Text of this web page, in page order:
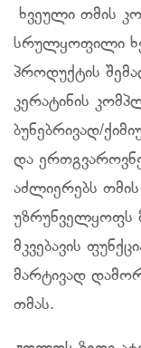
ხვეული თმის
სრულყოფილი
პროდუქტის
კერატინის
ბუნებრივად/
და
აძლიერებს
უზრუნველყოფს
მკვებავის
მარტივად
თმას.